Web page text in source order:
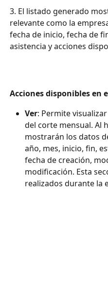
3. El listado generado
relevante como la
fecha de inicio, fecha de
asistencia y acciones
Acciones disponibles en
Ver: Permite
del corte mensual. Al
mostrarán los datos
año, mes, inicio, fin,
fecha de creación,
modificación. Esta
realizados durante la